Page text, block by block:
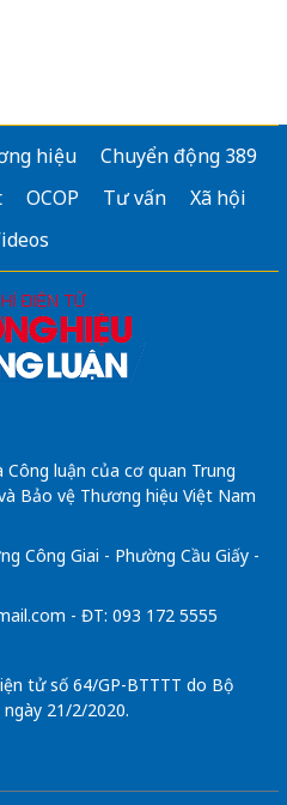
hiệu
Chuyển động 389
OCOP Tư vấn
Xã hội
luận của cơ quan Trung
Bảo vệ Thương hiệu Việt Nam
Công Giai - Phường Cầu Giấy -
- ĐT: 093 172 5555
tử số 64/GP-BTTTT do Bộ
21/2/2020.